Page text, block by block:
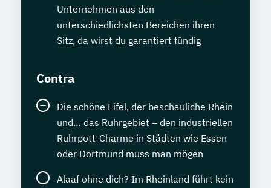
Unternehmen aus den
unterschiedlichsten Bereichen ihren
Sitz, da wirst du garantiert fündig
Contra
Die schöne Eifel, der beschauliche Rhein
und… das Ruhrgebiet – den industriellen
Ruhrpott-Charme in Städten wie Essen
oder Dortmund muss man mögen
Alaaf ohne dich? Im Rheinland führt kein